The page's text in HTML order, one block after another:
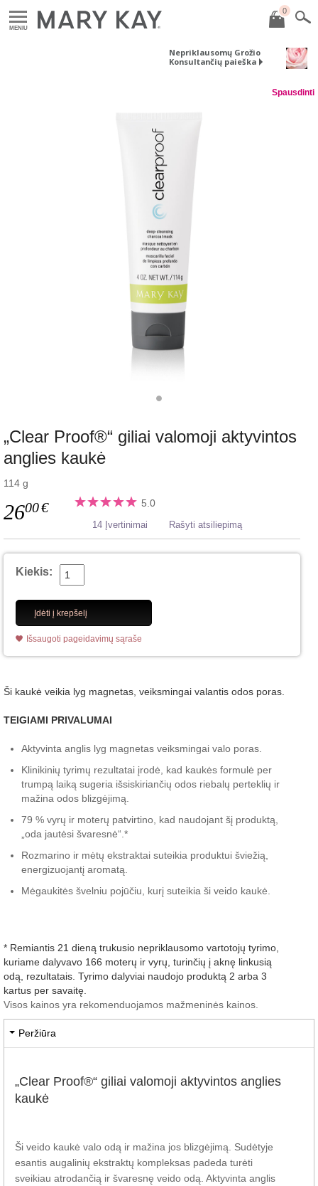
MENIU
0
Nepriklausomų Grožio
Konsultančių paieška
Spausdinti
„Clear Proof®“ giliai valomoji aktyvintos
anglies kaukė
114 g
2600€ 5.0
14 Įvertinimai Rašyti atsiliepimą
Kiekis:
Įdėti į krepšelį
Išsaugoti pageidavimų sąraše
Ši kaukė veikia lyg magnetas, veiksmingai valantis odos poras.
TEIGIAMI PRIVALUMAI
Aktyvinta anglis lyg magnetas veiksmingai valo poras.
Klinikinių tyrimų rezultatai įrodė, kad kaukės formulė per
trumpą laiką sugeria išsiskiriančių odos riebalų perteklių ir
mažina odos blizgėjimą.
79 % vyrų ir moterų patvirtino, kad naudojant šį produktą,
„oda jautėsi švaresnė“.*
Rozmarino ir mėtų ekstraktai suteikia produktui šviežią,
energizuojantį aromatą.
Mėgaukitės švelniu pojūčiu, kurį suteikia ši veido kaukė.
* Remiantis 21 dieną trukusio nepriklausomo vartotojų tyrimo,
kuriame dalyvavo 166 moterų ir vyrų, turinčių į aknę linkusią
odą, rezultatais. Tyrimo dalyviai naudojo produktą 2 arba 3
kartus per savaitę.
Visos kainos yra rekomenduojamos mažmeninės kainos.
Peržiūra
„Clear Proof®“ giliai valomoji aktyvintos anglies
kaukė
Ši veido kaukė valo odą ir mažina jos blizgėjimą. Sudėtyje
esantis augalinių ekstraktų kompleksas padeda turėti
sveikiau atrodančią ir švaresnę veido odą. Aktyvinta anglis